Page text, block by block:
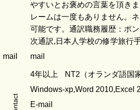
やすいとお褒めの言葉を頂き
レームは一度もありません。
可能です。通訳職務履歴：ポ
次通訳,日本人学校の修学旅行
mail
mail
4年以上
NT2（オランダ語国
Windows-xp,Word 2010,Excel
contact E-mail